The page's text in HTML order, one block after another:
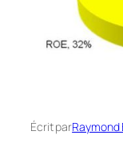
Écrit par